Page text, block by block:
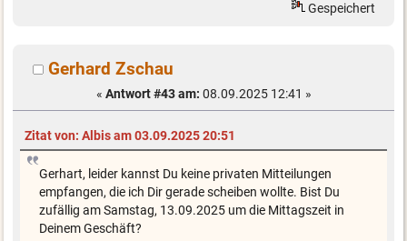
Gespeichert
Gerhard Zschau
« Antwort #43 am: 08.09.2025 12:41 »
Zitat von: Albis am 03.09.2025 20:51
Gerhart, leider kannst Du keine privaten Mitteilungen
empfangen, die ich Dir gerade scheiben wollte. Bist Du
zufällig am Samstag, 13.09.2025 um die Mittagszeit in
Deinem Geschäft?